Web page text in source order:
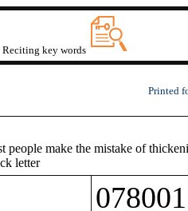
Reciting key words
Printed
people make the mistake of
letter